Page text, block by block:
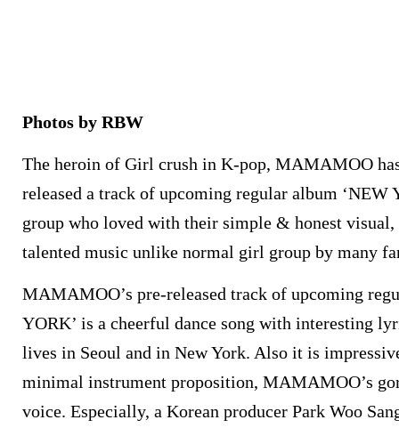
Photos by RBW
The heroin of Girl crush in K-pop, MAMAMOO
released a track of upcoming regular album ‘NEW
group who loved with their simple & honest
talented music unlike normal girl group by many
MAMAMOO’s pre-released track of upcoming
YORK’ is a cheerful dance song with interesting
lives in Seoul and in New York. Also it is
minimal instrument proposition, MAMAMOO’s
voice. Especially, a Korean producer Park Woo